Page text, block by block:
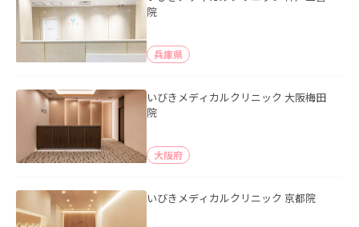
院
兵庫県
いびきメディカルクリニック 大阪梅田
院
大阪府
いびきメディカルクリニック 京都院